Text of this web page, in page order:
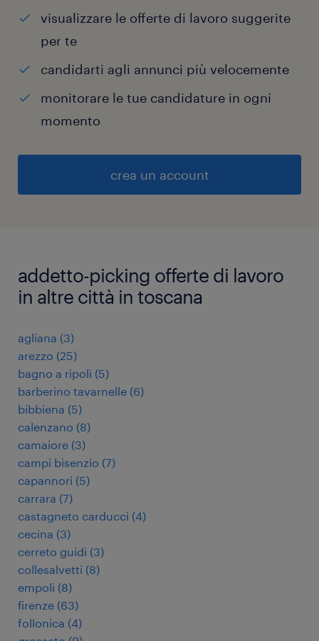
visualizzare le offerte di lavoro suggerite
per te
candidarti agli annunci più velocemente
monitorare le tue candidature in ogni
momento
crea un account
addetto-picking offerte di lavoro
in altre città in toscana
agliana (3)
arezzo (25)
bagno a ripoli (5)
barberino tavarnelle (6)
bibbiena (5)
calenzano (8)
camaiore (3)
campi bisenzio (7)
capannori (5)
carrara (7)
castagneto carducci (4)
cecina (3)
cerreto guidi (3)
collesalvetti (8)
empoli (8)
firenze (63)
follonica (4)